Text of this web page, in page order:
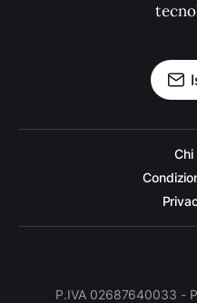
Chi
P.IVA 02687640033 -